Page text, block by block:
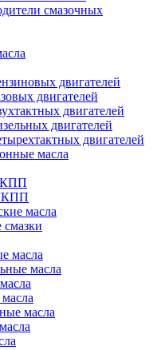
смазочных
двигателей
двигателей
двигателей
двигателей
двигателей
масла
масла
масла
масла
масла